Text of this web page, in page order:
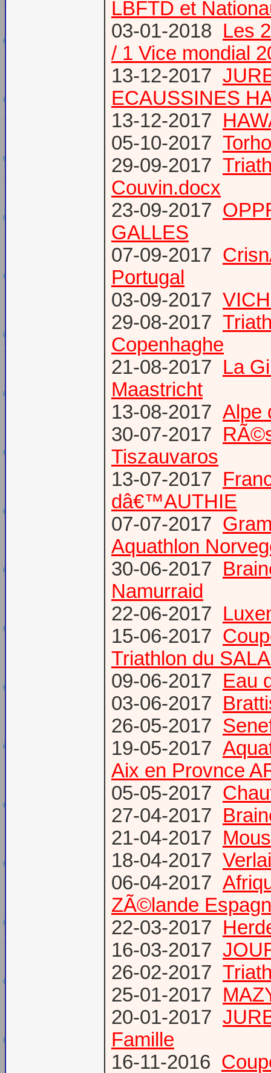
LBFTD et
03-01-2018 Les
/ 1 Vice mondial
13-12-2017
ECAUSSINES
13-12-2017
05-10-2017
29-09-2017
Couvin.docx
23-09-2017
GALLES
07-09-2017
Portugal
03-09-2017
29-08-2017
Copenhaghe
21-08-2017 La
Maastricht
13-08-2017 Alpe
30-07-2017
Tiszauvaros
13-07-2017
dâ€™AUTHIE
07-07-2017
Aquathlon
30-06-2017
Namurraid
22-06-2017
15-06-2017
Triathlon du
09-06-2017 Eau
03-06-2017
26-05-2017
19-05-2017
Aix en Provnce
05-05-2017
27-04-2017
21-04-2017
18-04-2017
06-04-2017
ZÃ©lande
22-03-2017
16-03-2017
26-02-2017
25-01-2017
20-01-2017
Famille
16-11-2016